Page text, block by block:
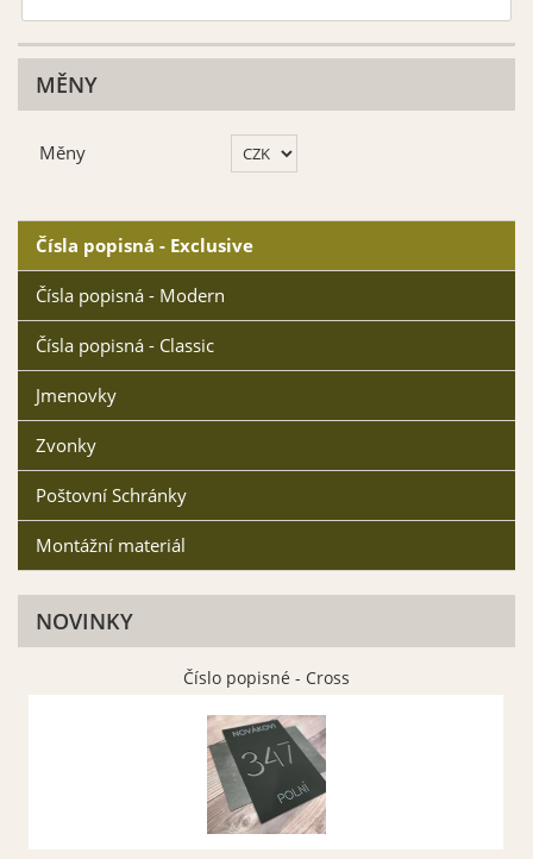
MĚNY
Měny
Čísla popisná - Exclusive
Čísla popisná - Modern
Čísla popisná - Classic
Jmenovky
Zvonky
Poštovní Schránky
Montážní materiál
NOVINKY
Číslo popisné - Cross